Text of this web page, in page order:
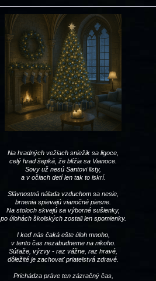
Na hradných vežiach sniežik sa ligoce,
celý hrad šepká, že blížia sa Vianoce.
Sovy už nesú Santovi listy,
a v očiach detí len tak to iskrí.
Slávnostná nálada vzduchom sa nesie,
brnenia spievajú vianočné piesne.
Na stoloch skvejú sa výborné sušienky,
po úlohách školských zostali len spomienky.
I keď nás čaká ešte úloh mnoho,
v tento čas nezabudneme na nikoho.
Súťaže, výzvy - raz vážne, raz hravé,
dôležité je zachovať priatelstvá zdravé.
Prichádza práve ten zázračný čas,